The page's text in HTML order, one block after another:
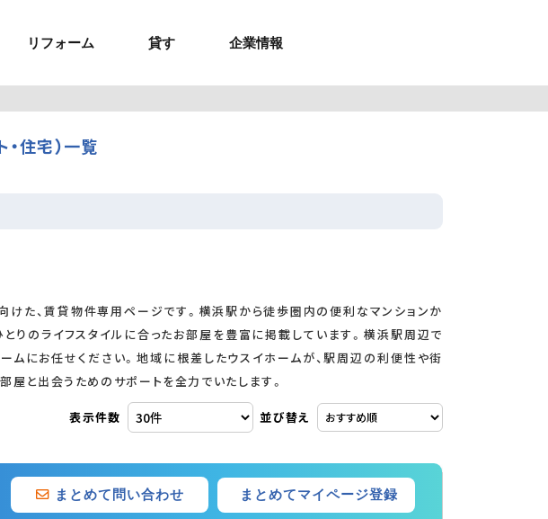
お問合せ
の家づくり
リフォーム
無料お見積もり
貸す
座
お問い合わせ
企業情報
住宅）一覧
けた、賃貸物件専用ページです。横浜駅から徒歩圏内の便利なマンションか
りのライフスタイルに合ったお部屋を豊富に掲載しています。横浜駅周辺で
ムにお任せください。地域に根差したウスイホームが、駅周辺の利便性や街
と出会うためのサポートを全力でいたします。
表示件数 並び替え
ベランダ
バルコニー
まとめて問い合わせ まとめてマイページ登録